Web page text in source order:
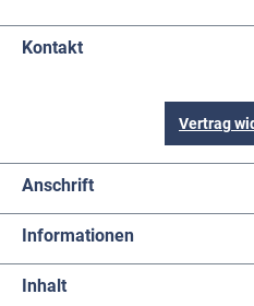
Kontakt
Vertrag
Anschrift
Informationen
Inhalt